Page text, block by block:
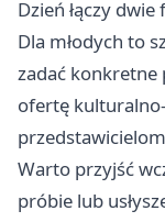
Dzień łączy
Dla młodych to
zadać konkretne
ofertę
Warto przyjść
próbie lub